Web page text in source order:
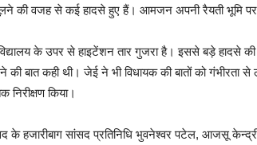
झूूलने की वजह से कई हादसे हुए हैं। आमजन अपनी रैयती भूमि पर
के उपर से हाइटेंशन तार गुजरा है। इससे बड़े हादसे की
बात कही थी। जेई ने भी विधायक की बातों को गंभीरता
निरीक्षण किया।
के हजारीबाग सांसद प्रतिनिधि भुवनेश्वर पटेल, आजसू